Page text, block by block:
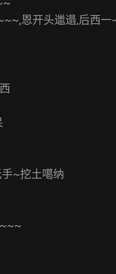
恩开头邋遢,后西
~挖土噶纳